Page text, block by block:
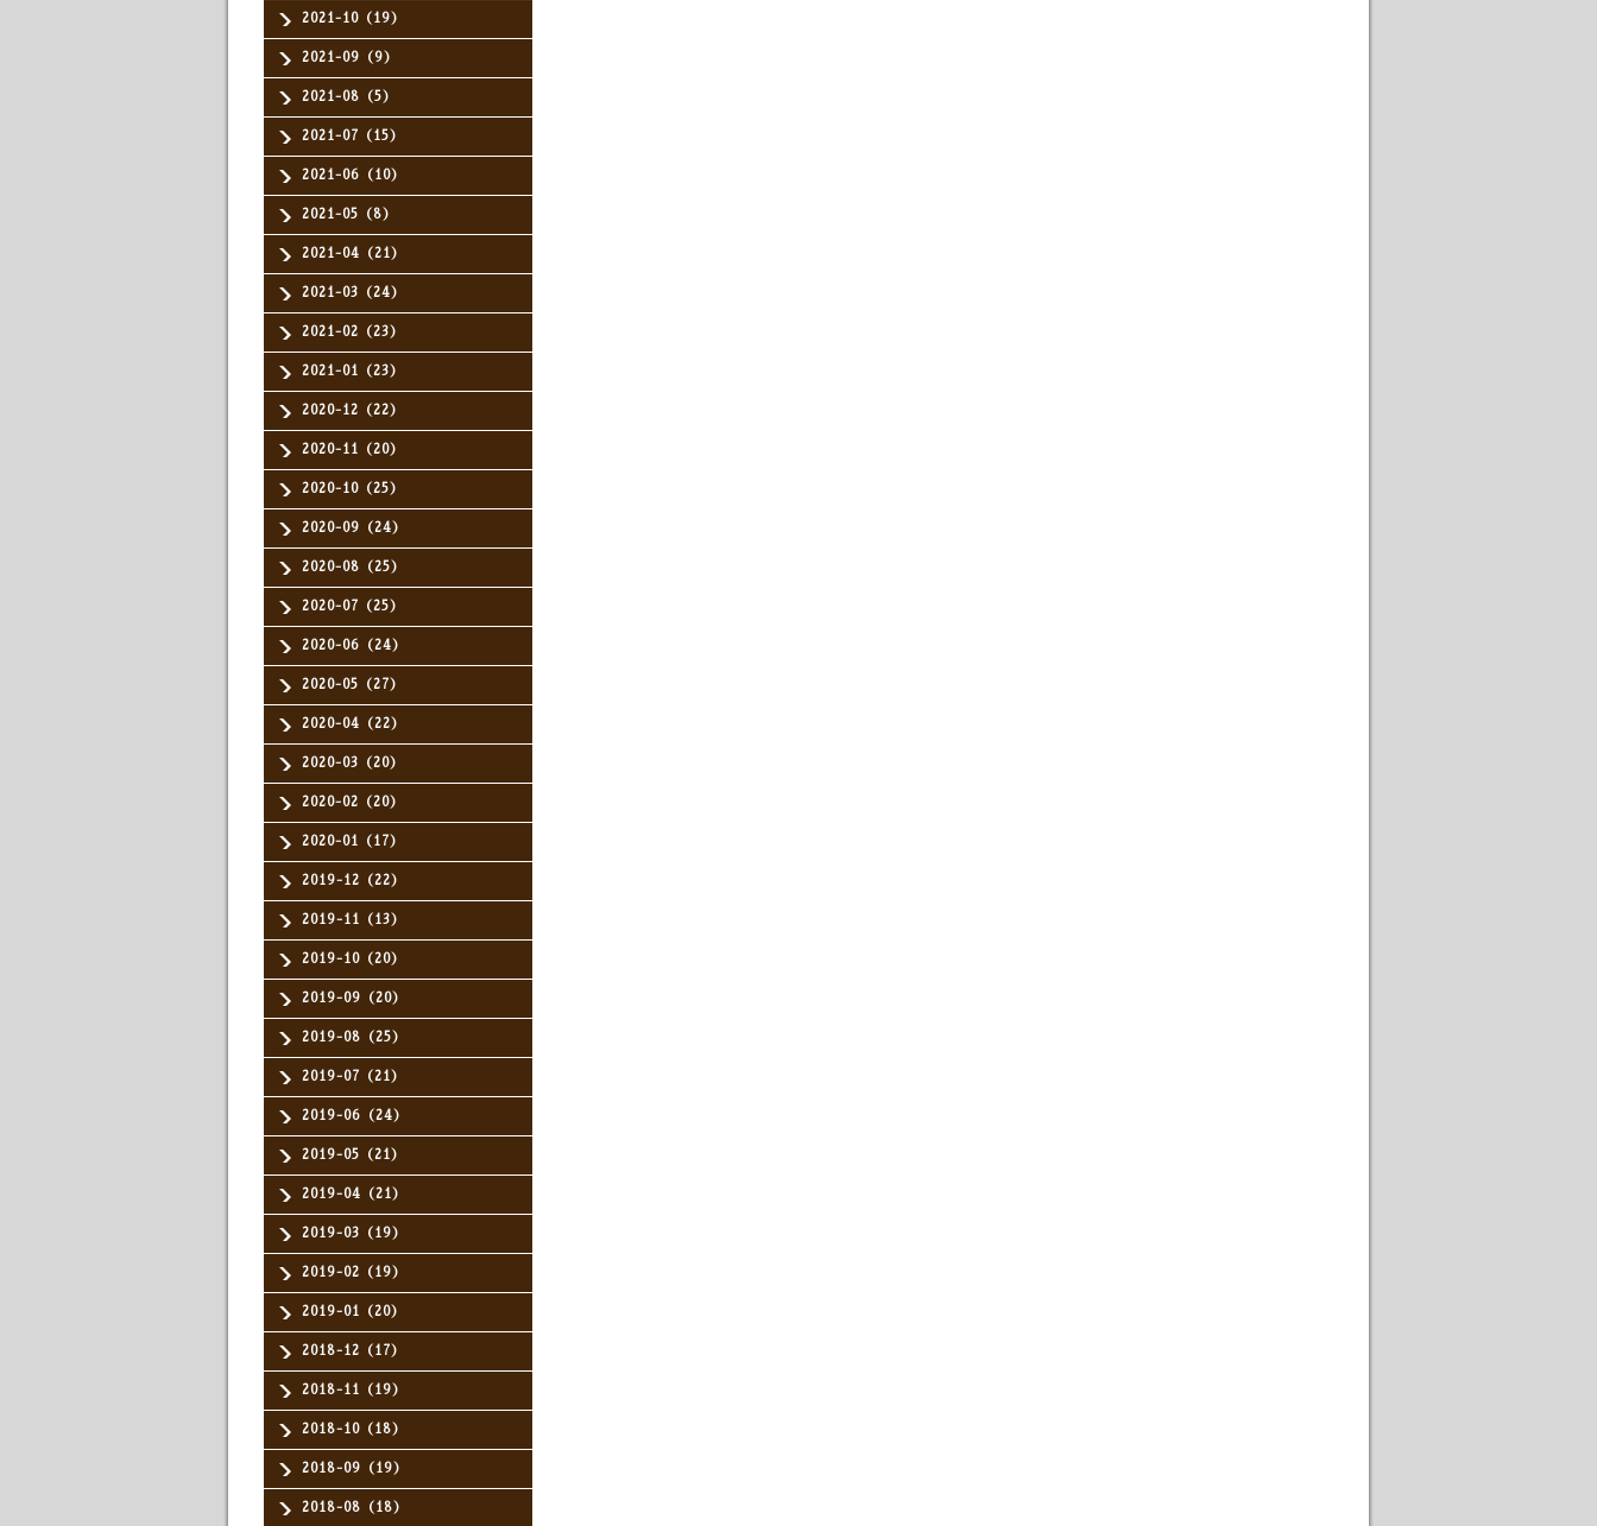
2021-10（19）
2021-09（9）
2021-08（5）
2021-07（15）
2021-06（10）
2021-05（8）
2021-04（21）
2021-03（24）
2021-02（23）
2021-01（23）
2020-12（22）
2020-11（20）
2020-10（25）
2020-09（24）
2020-08（25）
2020-07（25）
2020-06（24）
2020-05（27）
2020-04（22）
2020-03（20）
2020-02（20）
2020-01（17）
2019-12（22）
2019-11（13）
2019-10（20）
2019-09（20）
2019-08（25）
2019-07（21）
2019-06（24）
2019-05（21）
2019-04（21）
2019-03（19）
2019-02（19）
2019-01（20）
2018-12（17）
2018-11（19）
2018-10（18）
2018-09（19）
2018-08（18）